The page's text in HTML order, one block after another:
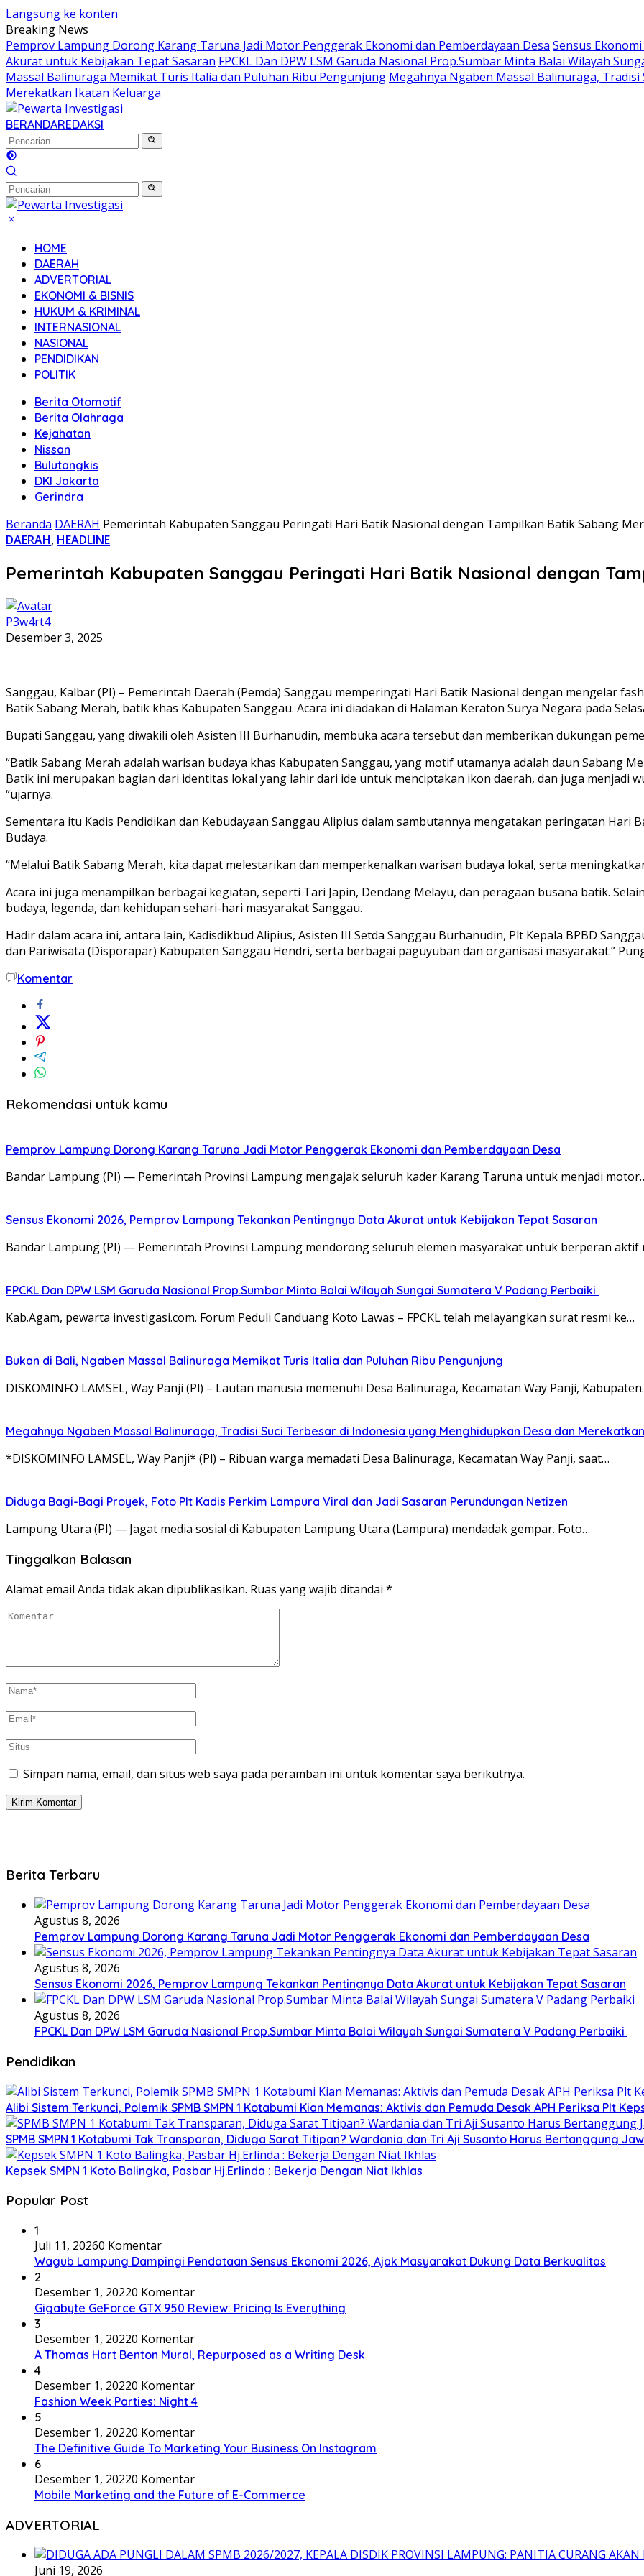
Langsung ke konten
Breaking News
Pemprov Lampung Dorong Karang Taruna Jadi Motor Penggerak Ekonomi dan Pemberdayaan Desa Sensus
Akurat untuk Kebijakan Tepat Sasaran FPCKL Dan DPW LSM Garuda Nasional Prop.Sumbar Minta Balai Wilayah
Massal Balinuraga Memikat Turis Italia dan Puluhan Ribu Pengunjung Megahnya Ngaben Massal Balinuraga,
Merekatkan Ikatan Keluarga
BERANDAREDAKSI
HOME
DAERAH
ADVERTORIAL
EKONOMI & BISNIS
HUKUM & KRIMINAL
INTERNASIONAL
NASIONAL
PENDIDIKAN
POLITIK
Berita Otomotif
Berita Olahraga
Kejahatan
Nissan
Bulutangkis
DKI Jakarta
Gerindra
Beranda DAERAH Pemerintah Kabupaten Sanggau Peringati Hari Batik Nasional dengan Tampilkan Batik Sabang
DAERAH, HEADLINE
Pemerintah Kabupaten Sanggau Peringati Hari Batik Nasional dengan
P3w4rt4
Desember 3, 2025
Sanggau, Kalbar (PI) – Pemerintah Daerah (Pemda) Sanggau memperingati Hari Batik Nasional dengan mengelar
Batik Sabang Merah, batik khas Kabupaten Sanggau. Acara ini diadakan di Halaman Keraton Surya Negara pada
Bupati Sanggau, yang diwakili oleh Asisten III Burhanudin, membuka acara tersebut dan memberikan dukungan
“Batik Sabang Merah adalah warisan budaya khas Kabupaten Sanggau, yang motif utamanya adalah daun Sabang
Batik ini merupakan bagian dari identitas lokal yang lahir dari ide untuk menciptakan ikon daerah, dan juga menjadi
“ujarnya.
Sementara itu Kadis Pendidikan dan Kebudayaan Sanggau Alipius dalam sambutannya mengatakan peringatan Hari
Budaya.
“Melalui Batik Sabang Merah, kita dapat melestarikan dan memperkenalkan warisan budaya lokal, serta
Acara ini juga menampilkan berbagai kegiatan, seperti Tari Japin, Dendang Melayu, dan peragaan busana batik.
budaya, legenda, dan kehidupan sehari-hari masyarakat Sanggau.
Hadir dalam acara ini, antara lain, Kadisdikbud Alipius, Asisten III Setda Sanggau Burhanudin, Plt Kepala BPBD
dan Pariwisata (Disporapar) Kabupaten Sanggau Hendri, serta berbagai paguyuban dan organisasi masyarakat.”
Komentar
Rekomendasi untuk kamu
Pemprov Lampung Dorong Karang Taruna Jadi Motor Penggerak Ekonomi dan Pemberdayaan Desa
Bandar Lampung (PI) — Pemerintah Provinsi Lampung mengajak seluruh kader Karang Taruna untuk menjadi
Sensus Ekonomi 2026, Pemprov Lampung Tekankan Pentingnya Data Akurat untuk Kebijakan Tepat Sasaran
Bandar Lampung (PI) — Pemerintah Provinsi Lampung mendorong seluruh elemen masyarakat untuk berperan aktif
FPCKL Dan DPW LSM Garuda Nasional Prop.Sumbar Minta Balai Wilayah Sungai Sumatera V Padang Perbaiki
Kab.Agam, pewarta investigasi.com. Forum Peduli Canduang Koto Lawas – FPCKL telah melayangkan surat resmi ke…
Bukan di Bali, Ngaben Massal Balinuraga Memikat Turis Italia dan Puluhan Ribu Pengunjung
DISKOMINFO LAMSEL, Way Panji (Pl) – Lautan manusia memenuhi Desa Balinuraga, Kecamatan Way Panji,
Megahnya Ngaben Massal Balinuraga, Tradisi Suci Terbesar di Indonesia yang Menghidupkan Desa dan
*DISKOMINFO LAMSEL, Way Panji* (Pl) – Ribuan warga memadati Desa Balinuraga, Kecamatan Way Panji, saat…
Diduga Bagi-Bagi Proyek, Foto Plt Kadis Perkim Lampura Viral dan Jadi Sasaran Perundungan Netizen
Lampung Utara (PI) — Jagat media sosial di Kabupaten Lampung Utara (Lampura) mendadak gempar. Foto…
Tinggalkan Balasan
Alamat email Anda tidak akan dipublikasikan. Ruas yang wajib ditandai *
Simpan nama, email, dan situs web saya pada peramban ini untuk komentar saya berikutnya.
Berita Terbaru
Agustus 8, 2026
Pemprov Lampung Dorong Karang Taruna Jadi Motor Penggerak Ekonomi dan Pemberdayaan Desa
Agustus 8, 2026
Sensus Ekonomi 2026, Pemprov Lampung Tekankan Pentingnya Data Akurat untuk Kebijakan Tepat Sasaran
Agustus 8, 2026
FPCKL Dan DPW LSM Garuda Nasional Prop.Sumbar Minta Balai Wilayah Sungai Sumatera V Padang Perbaiki
Pendidikan
Alibi Sistem Terkunci, Polemik SPMB SMPN 1 Kotabumi Kian Memanas: Aktivis dan Pemuda Desak APH Periksa Plt
SPMB SMPN 1 Kotabumi Tak Transparan, Diduga Sarat Titipan? Wardania dan Tri Aji Susanto Harus Bertanggung
Kepsek SMPN 1 Koto Balingka, Pasbar Hj.Erlinda : Bekerja Dengan Niat Ikhlas
Popular Post
1
Juli 11, 20260 Komentar
Wagub Lampung Dampingi Pendataan Sensus Ekonomi 2026, Ajak Masyarakat Dukung Data Berkualitas
2
Desember 1, 20220 Komentar
Gigabyte GeForce GTX 950 Review: Pricing Is Everything
3
Desember 1, 20220 Komentar
A Thomas Hart Benton Mural, Repurposed as a Writing Desk
4
Desember 1, 20220 Komentar
Fashion Week Parties: Night 4
5
Desember 1, 20220 Komentar
The Definitive Guide To Marketing Your Business On Instagram
6
Desember 1, 20220 Komentar
Mobile Marketing and the Future of E-Commerce
ADVERTORIAL
Juni 19, 2026